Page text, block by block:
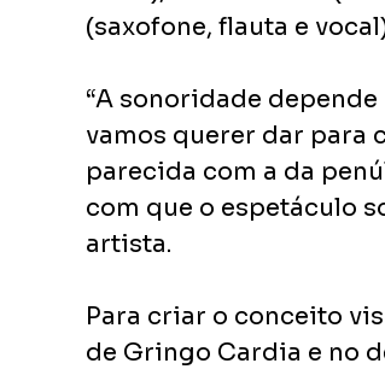
(saxofone, flauta e
“A sonoridade
vamos querer dar para
parecida com a da
com que o espetáculo
artista.
Para criar o conceito
de Gringo Cardia e no